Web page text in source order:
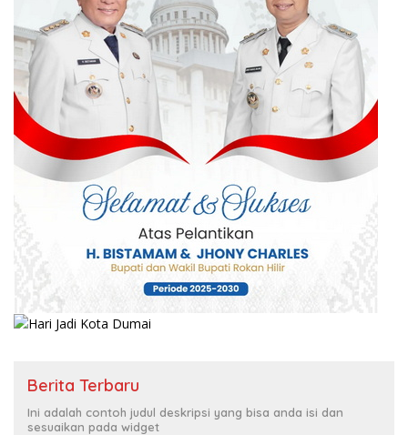
Berita Terbaru
Ini adalah contoh judul deskripsi yang bisa anda isi dan
sesuaikan pada widget